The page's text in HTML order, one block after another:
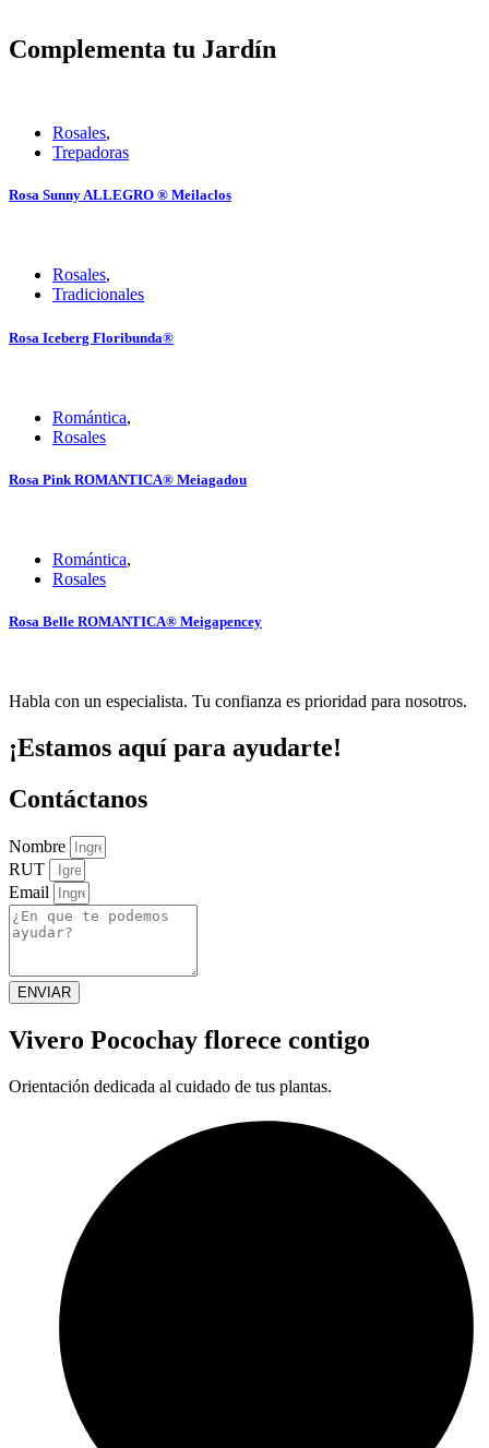
Complementa tu Jardín
Rosales,
Trepadoras
Rosa Sunny ALLEGRO ® Meilaclos
Rosales,
Tradicionales
Rosa Iceberg Floribunda®
Romántica,
Rosales
Rosa Pink ROMANTICA® Meiagadou
Romántica,
Rosales
Rosa Belle ROMANTICA® Meigapencey
Habla con un especialista. Tu confianza es prioridad para nosotros.
¡Estamos aquí para ayudarte!
Contáctanos
Nombre
RUT
Email
ENVIAR
Vivero Pocochay florece contigo
Orientación dedicada al cuidado de tus plantas.